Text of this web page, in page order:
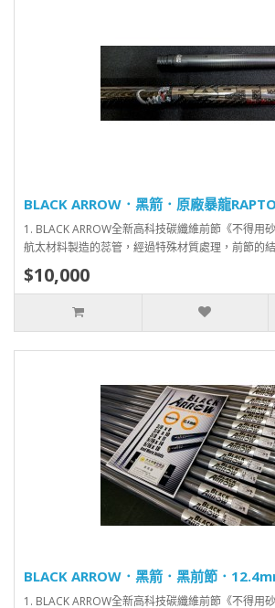
BLACK ARROW．黑箭．原廠暴龍
1. BLACK ARROW全新高科技碳纖維前節《不得用
航太材料製造的蕊管，經過特殊材質處理，前節的
$10,000
BLACK ARROW．黑箭．黑前節．
1. BLACK ARROW全新高科技碳纖維前節《不得用